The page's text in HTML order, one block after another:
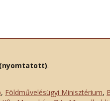
(nyomtatott).
, Földművelésügyi Minisztérium,